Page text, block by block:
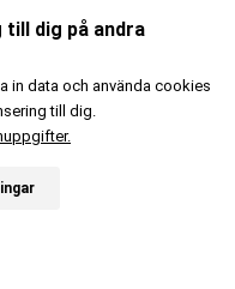
till dig på andra
in data och använda cookies
till dig.